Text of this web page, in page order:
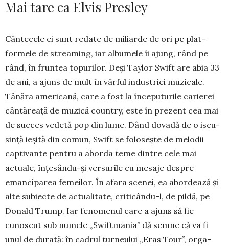
Mai tare ca Elvis Presley
Cântecele ei sunt redate de miliarde de ori pe plat­
formele de streaming, iar albumele îi ajung, rând pe
rând, în fruntea topurilor. Deși Taylor Swift are abia 33
de ani, a ajuns de mult în vârful industriei muzicale.
Tânăra americană, care a fost la începuturile carierei
cântăreață de muzică country, este în prezent cea mai
de succes vedetă pop din lume. Dând dovadă de o iscu­
sință ieșită din co­mun, Swift se fo­losește de melodii
captivante pentru a aborda teme dintre cele mai
actuale, înțesându-și versu­rile cu mesaje despre
emanciparea femeilor. În afara sce­nei, ea abordează și
alte subiecte de ac­tua­litate, criti­cându-l, de pildă, pe
Donald Trump. Iar feno­me­nul care a ajuns să fie
cunoscut sub numele „Swiftmania” dă sem­ne că va fi
unul de durată: în cadrul tur­neului „Eras Tour”, or­ga­